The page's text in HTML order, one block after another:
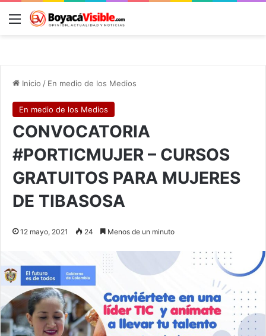
Menú
Inicio / En medio de los Medios
En medio de los Medios
CONVOCATORIA
#PORTICMUJER – CURSOS
GRATUITOS PARA MUJERES
DE TIBASOSA
12 mayo, 2021 24 Menos de un minuto